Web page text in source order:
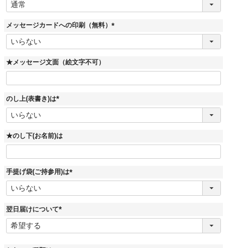
須
メッセージカードへの印刷（無料）
(
須
★メッセージ文面（絵文字不可）
のし上(表書き)は
(
須
★のし下(お名前)は
手提げ袋(ご持参用)は
(
須
翌日届けについて
(
須